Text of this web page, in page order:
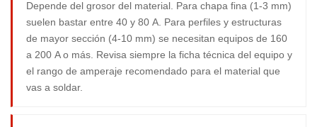
Depende del grosor del material. Para chapa fina (1-3 mm)
suelen bastar entre 40 y 80 A. Para perfiles y estructuras
de mayor sección (4-10 mm) se necesitan equipos de 160
a 200 A o más. Revisa siempre la ficha técnica del equipo y
el rango de amperaje recomendado para el material que
vas a soldar.